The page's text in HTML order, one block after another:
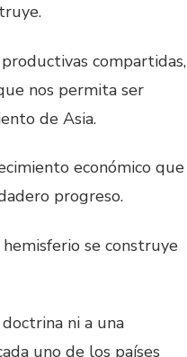
compartidas,
nos permita ser
de Asia.
económico que
progreso.
se construye
ni a una
uno de los países